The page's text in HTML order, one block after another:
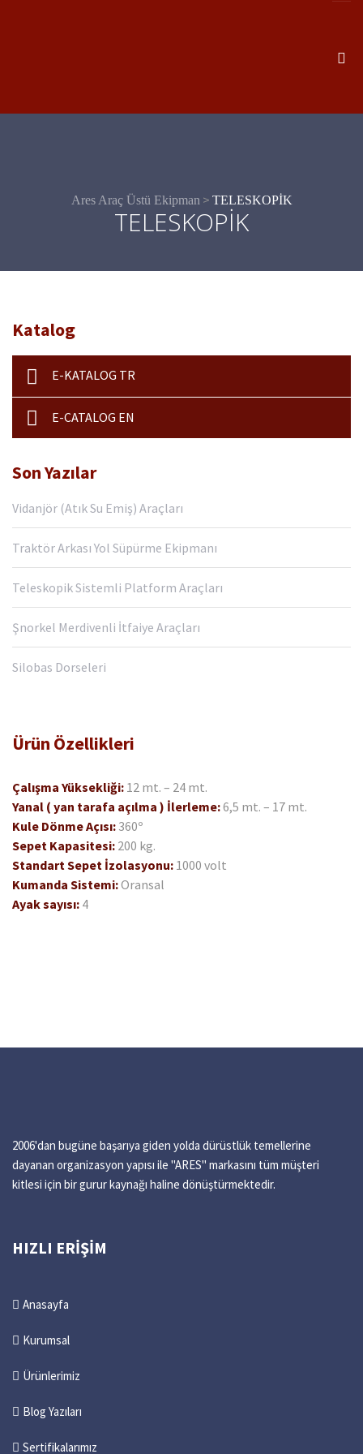
Ares Araç Üstü Ekipman> TELESKOPİK
TELESKOPİK
Katalog
E-KATALOG TR
E-CATALOG EN
Son Yazılar
Vidanjör (Atık Su Emiş) Araçları
Traktör Arkası Yol Süpürme Ekipmanı
Teleskopik Sistemli Platform Araçları
Şnorkel Merdivenli İtfaiye Araçları
Silobas Dorseleri
Ürün Özellikleri
Çalışma Yüksekliği: 12 mt. – 24 mt.
Yanal ( yan tarafa açılma ) İlerleme:6,5 mt. – 17 mt.
Kule Dönme Açısı: 360º
Sepet Kapasitesi: 200 kg.
Standart Sepet İzolasyonu: 1000 volt
Kumanda Sistemi:Oransal
Ayak sayısı: 4
2006'dan bugüne başarıya giden yolda dürüstlük temellerine
dayanan organizasyon yapısı ile "ARES" markasını tüm müşteri
kitlesi için bir gurur kaynağı haline dönüştürmektedir.
HIZLI ERIŞIM
Anasayfa
Kurumsal
Ürünlerimiz
Blog Yazıları
Sertifikalarımız